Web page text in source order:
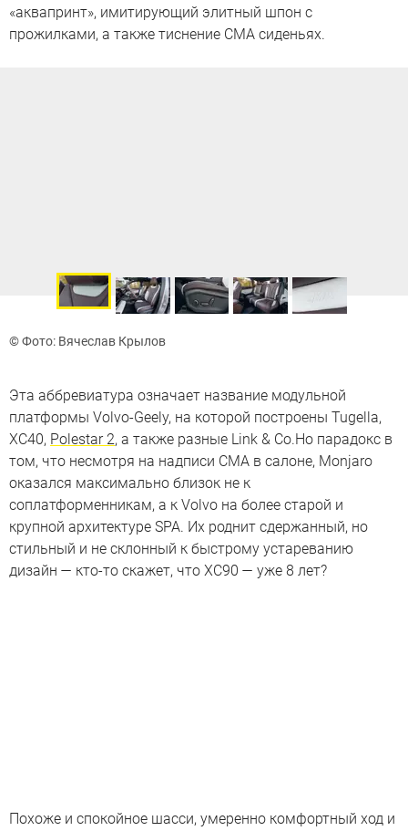
«аквапринт», имитирующий элитный шпон с
прожилками, а также тиснение CMA сиденьях.
© Фото: Вячеслав Крылов
Эта аббревиатура означает название модульной
платформы Volvo-Geely, на которой построены Tugella,
XC40, Polestar 2, а также разные Link & Co.Но парадокс в
том, что несмотря на надписи CMA в салоне, Monjaro
оказался максимально близок не к
соплатформенникам, а к Volvo на более старой и
крупной архитектуре SPA. Их роднит сдержанный, но
стильный и не склонный к быстрому устареванию
дизайн — кто-то скажет, что XC90 — уже 8 лет?
Похоже и спокойное шасси, умеренно комфортный ход и